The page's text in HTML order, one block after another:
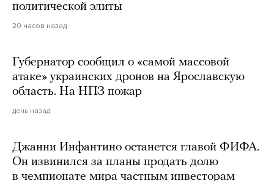
политической элиты
20 часов назад
Губернатор сообщил о «самой массовой
атаке» украинских дронов на Ярославскую
область. На НПЗ пожар
день назад
Джанни Инфантино останется главой ФИФА.
Он извинился за планы продать долю
в чемпионате мира частным инвесторам